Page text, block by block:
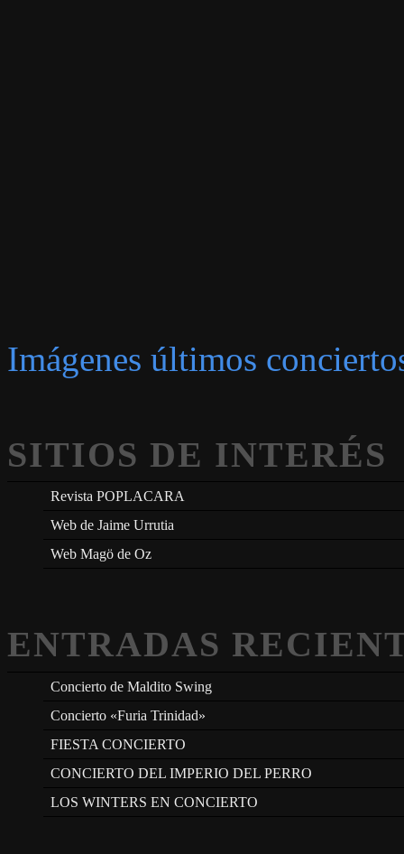
Imágenes últimos
SITIOS DE INTERÉS
Revista POPLACARA
Web de Jaime Urrutia
Web Magö de Oz
ENTRADAS
Concierto de Maldito Swing
Concierto «Furia Trinidad»
FIESTA CONCIERTO
CONCIERTO DEL IMPERIO DEL PERRO
LOS WINTERS EN CONCIERTO